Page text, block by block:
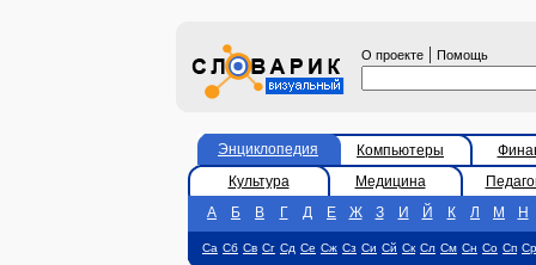
О проекте | Помощь
Энциклопедия Компьютеры
Культура
Медицина
А
Б В Г Д Е Ж З И Й К Л М Н
Са Сб Св Сг Сд Се Сж Сз Си Сй Ск Сл См Сн Со Сп Ср